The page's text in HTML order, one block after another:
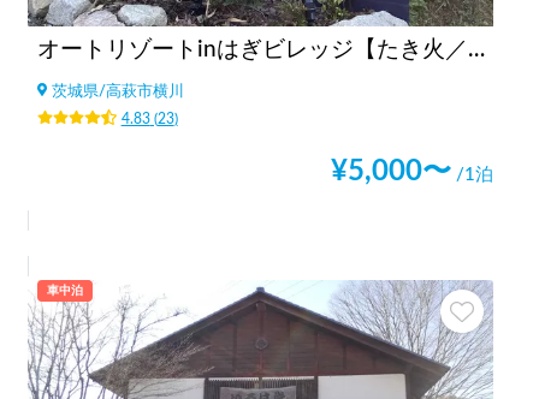
オートリゾートinはぎビレッジ【たき火／星空／山／てぶらBBQ／ドックラン】
茨城県/高萩市横川
4.83(23)
¥5,000〜 /1泊
車中泊